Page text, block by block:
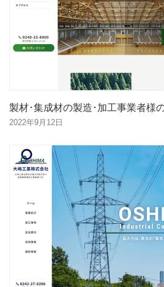
製材･集成材の製造･加工事業者様
2022年9月12日